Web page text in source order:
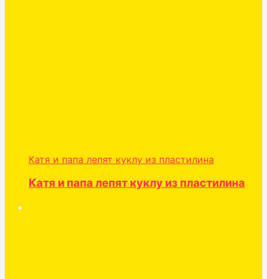
Катя и папа лепят куклу из пластилина
Катя и папа лепят куклу из пластилина